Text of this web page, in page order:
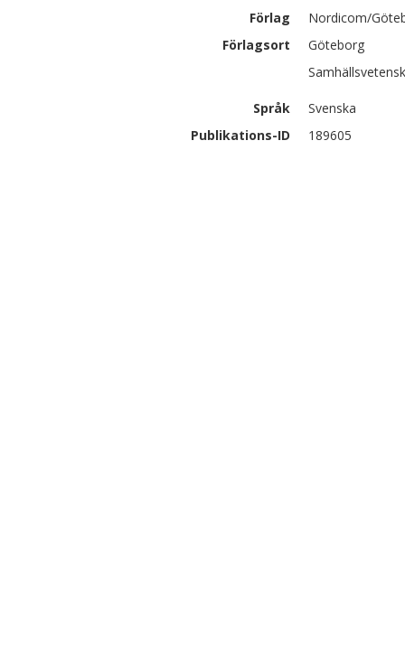
Förlag
Nordicom/
Förlagsort
Göteborg
Språk
Svenska
Publikations-ID
189605